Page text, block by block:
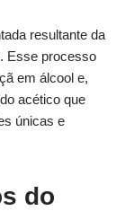
resultante da
Esse processo
em álcool e,
acético que
únicas e
do